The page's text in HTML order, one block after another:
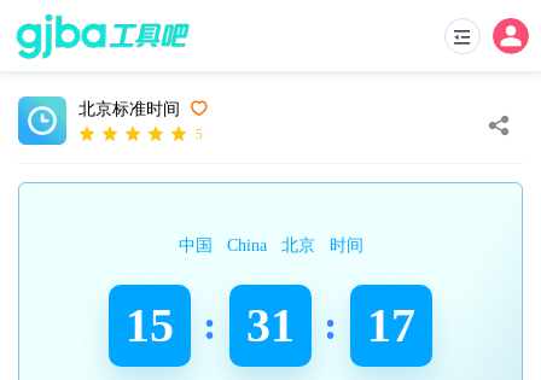
北京标准时间
5
中国 China 北京 时间
15 : 31 : 17